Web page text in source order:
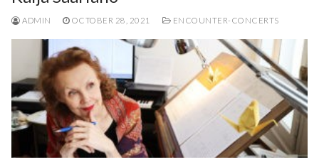
ADMIN OCTOBER 28, 2021 ENCOUNTER-CONCERTS